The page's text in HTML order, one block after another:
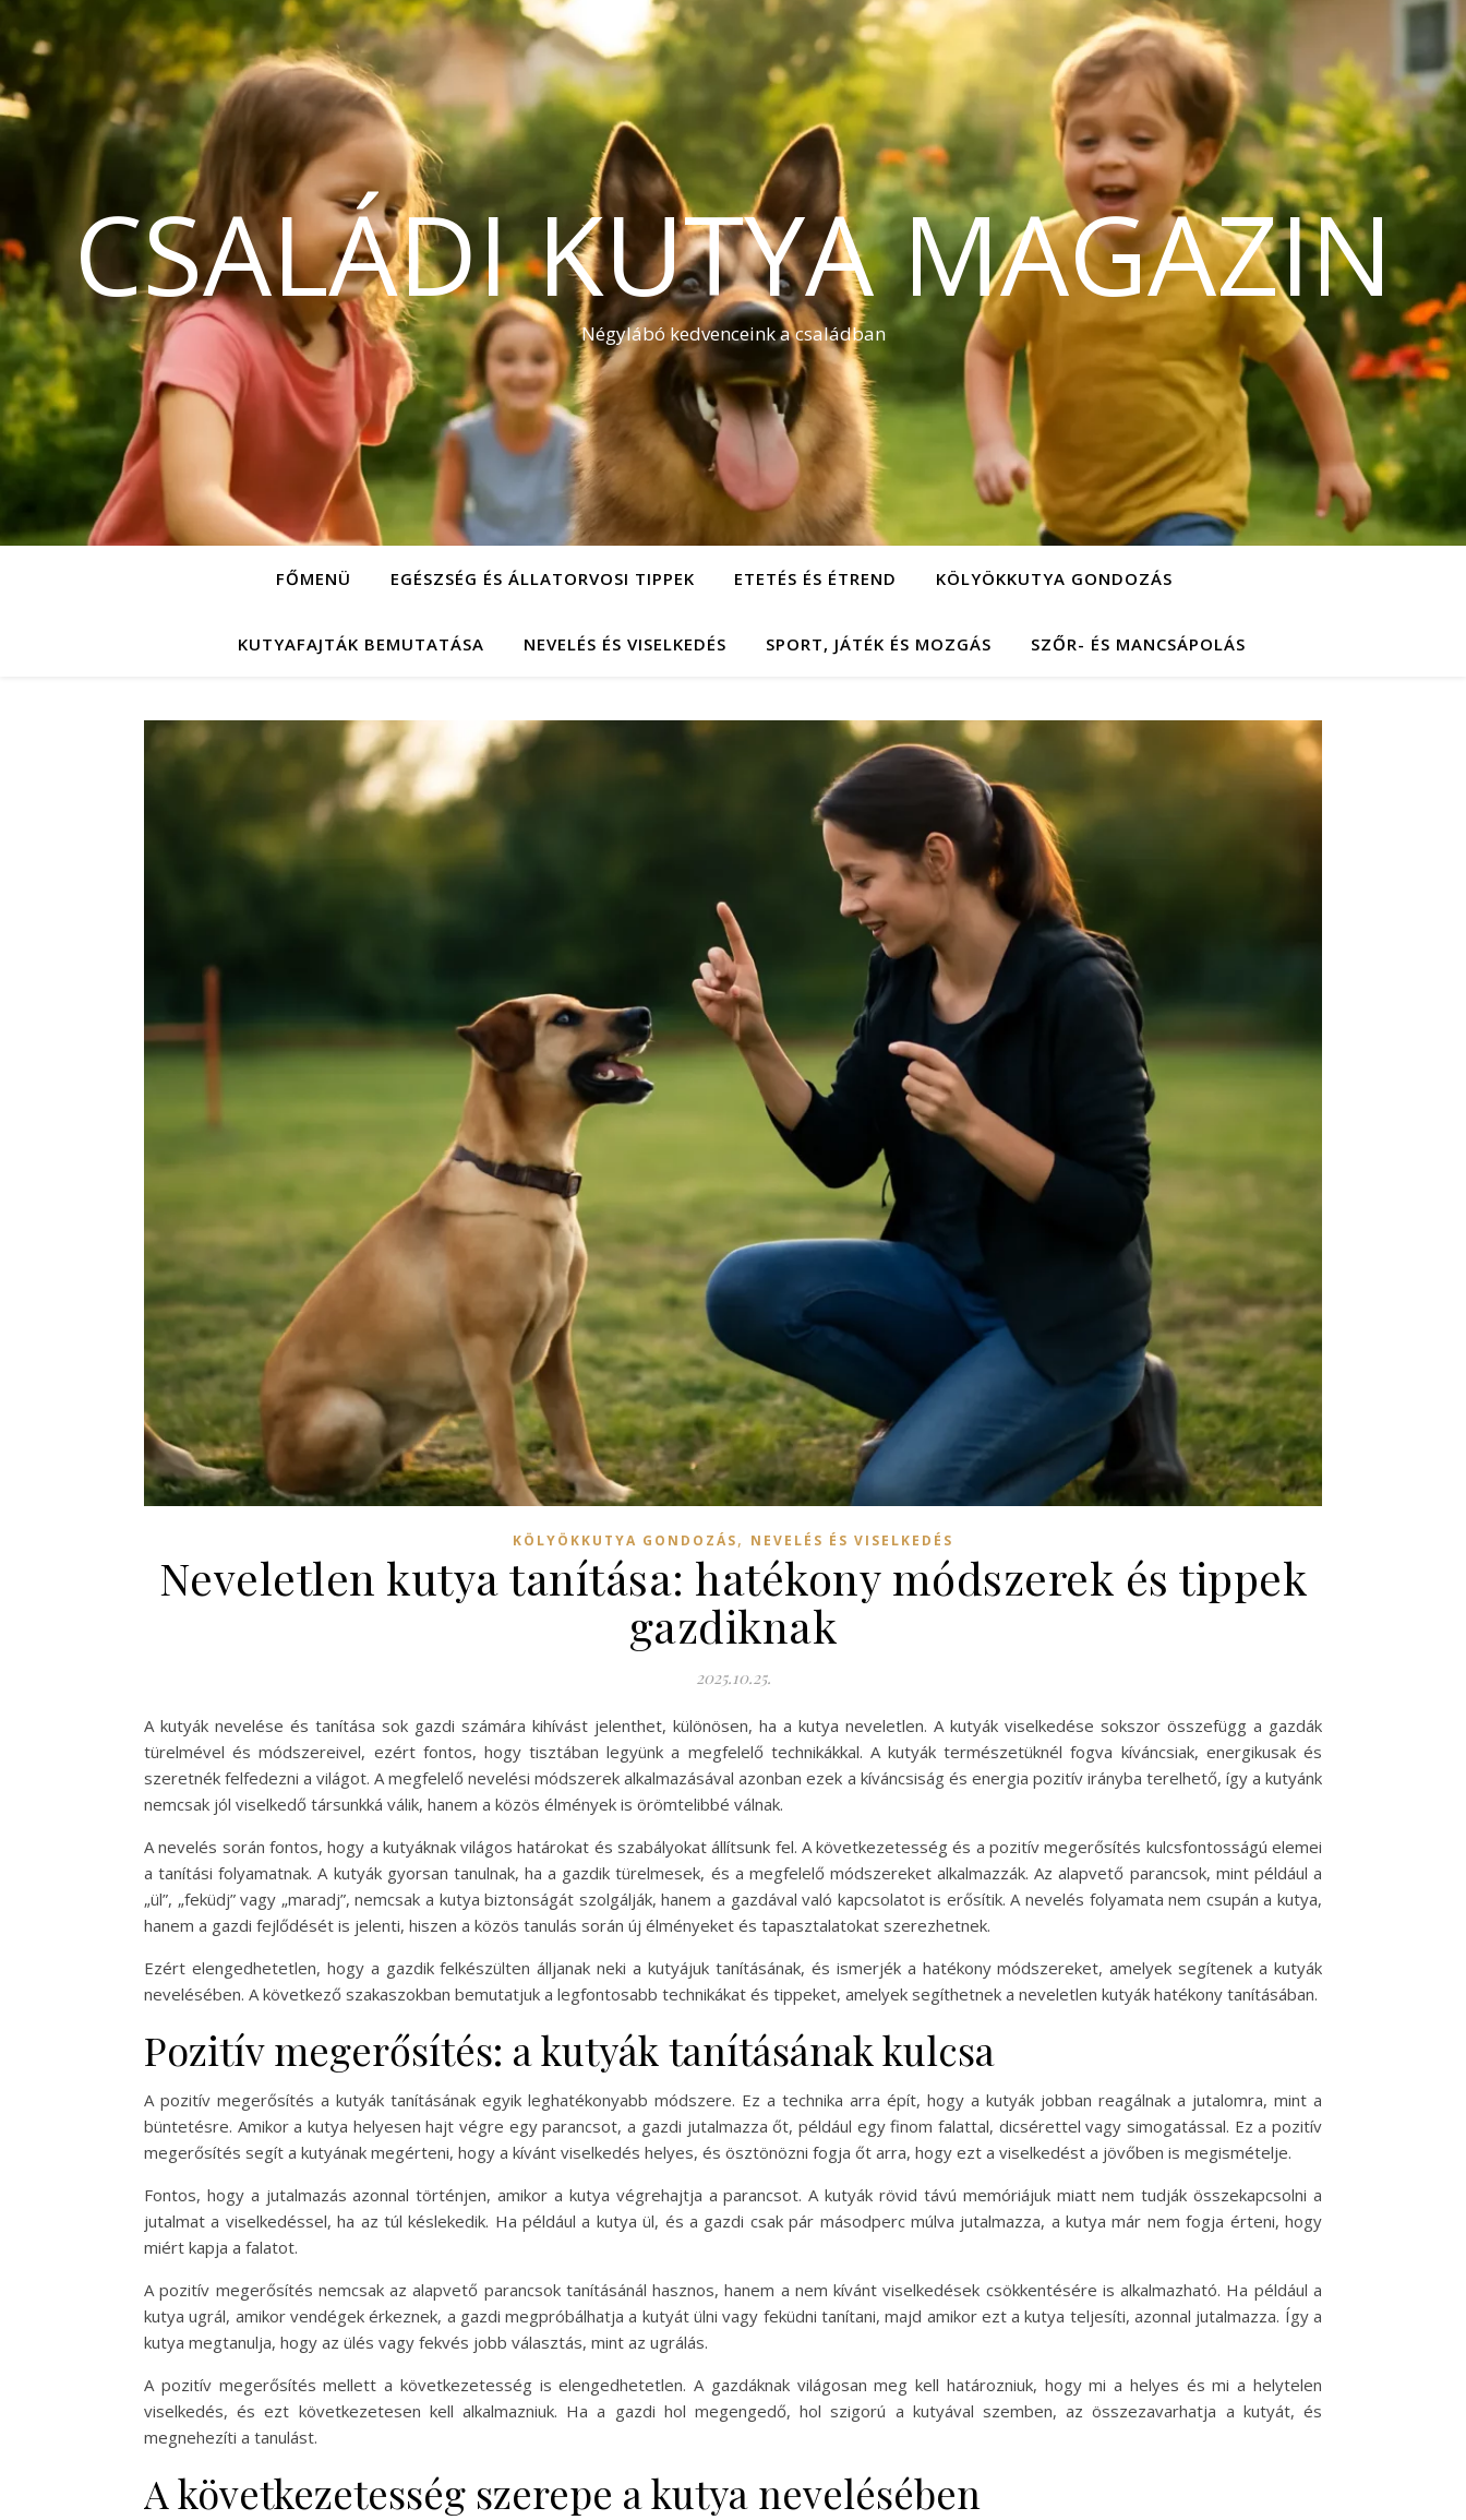
CSALÁDI KUTYA MAGAZIN
Négylábó kedvenceink a családban
FŐMENÜ EGÉSZSÉG ÉS ÁLLATORVOSI TIPPEK ETETÉS ÉS ÉTREND KÖLYÖKKUTYA GONDOZÁS
KUTYAFAJTÁK BEMUTATÁSA NEVELÉS ÉS VISELKEDÉS SPORT, JÁTÉK ÉS MOZGÁS SZŐR- ÉS MANCSÁPOLÁS
KÖLYÖKKUTYA GONDOZÁS, NEVELÉS ÉS VISELKEDÉS
Neveletlen kutya tanítása: hatékony módszerek és tippek
gazdiknak
2025.10.25.
A kutyák nevelése és tanítása sok gazdi számára kihívást jelenthet, különösen, ha a kutya neveletlen. A kutyák viselkedése sokszor összefügg a gazdák
türelmével és módszereivel, ezért fontos, hogy tisztában legyünk a megfelelő technikákkal. A kutyák természetüknél fogva kíváncsiak, energikusak és
szeretnék felfedezni a világot. A megfelelő nevelési módszerek alkalmazásával azonban ezek a kíváncsiság és energia pozitív irányba terelhető, így a kutyánk
nemcsak jól viselkedő társunkká válik, hanem a közös élmények is örömtelibbé válnak.
A nevelés során fontos, hogy a kutyáknak világos határokat és szabályokat állítsunk fel. A következetesség és a pozitív megerősítés kulcsfontosságú elemei
a tanítási folyamatnak. A kutyák gyorsan tanulnak, ha a gazdik türelmesek, és a megfelelő módszereket alkalmazzák. Az alapvető parancsok, mint például a
„ül”, „feküdj” vagy „maradj”, nemcsak a kutya biztonságát szolgálják, hanem a gazdával való kapcsolatot is erősítik. A nevelés folyamata nem csupán a kutya,
hanem a gazdi fejlődését is jelenti, hiszen a közös tanulás során új élményeket és tapasztalatokat szerezhetnek.
Ezért elengedhetetlen, hogy a gazdik felkészülten álljanak neki a kutyájuk tanításának, és ismerjék a hatékony módszereket, amelyek segítenek a kutyák
nevelésében. A következő szakaszokban bemutatjuk a legfontosabb technikákat és tippeket, amelyek segíthetnek a neveletlen kutyák hatékony tanításában.
Pozitív megerősítés: a kutyák tanításának kulcsa
A pozitív megerősítés a kutyák tanításának egyik leghatékonyabb módszere. Ez a technika arra épít, hogy a kutyák jobban reagálnak a jutalomra, mint a
büntetésre. Amikor a kutya helyesen hajt végre egy parancsot, a gazdi jutalmazza őt, például egy finom falattal, dicsérettel vagy simogatással. Ez a pozitív
megerősítés segít a kutyának megérteni, hogy a kívánt viselkedés helyes, és ösztönözni fogja őt arra, hogy ezt a viselkedést a jövőben is megismételje.
Fontos, hogy a jutalmazás azonnal történjen, amikor a kutya végrehajtja a parancsot. A kutyák rövid távú memóriájuk miatt nem tudják összekapcsolni a
jutalmat a viselkedéssel, ha az túl késlekedik. Ha például a kutya ül, és a gazdi csak pár másodperc múlva jutalmazza, a kutya már nem fogja érteni, hogy
miért kapja a falatot.
A pozitív megerősítés nemcsak az alapvető parancsok tanításánál hasznos, hanem a nem kívánt viselkedések csökkentésére is alkalmazható. Ha például a
kutya ugrál, amikor vendégek érkeznek, a gazdi megpróbálhatja a kutyát ülni vagy feküdni tanítani, majd amikor ezt a kutya teljesíti, azonnal jutalmazza. Így a
kutya megtanulja, hogy az ülés vagy fekvés jobb választás, mint az ugrálás.
A pozitív megerősítés mellett a következetesség is elengedhetetlen. A gazdáknak világosan meg kell határozniuk, hogy mi a helyes és mi a helytelen
viselkedés, és ezt következetesen kell alkalmazniuk. Ha a gazdi hol megengedő, hol szigorú a kutyával szemben, az összezavarhatja a kutyát, és
megnehezíti a tanulást.
A következetesség szerepe a kutya nevelésében